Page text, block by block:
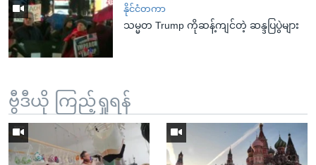
နိုင်ငံတကာ
သမ္မတ Trump ကိုဆန့်ကျင်တဲ့ ဆန္ဒပြပွဲများ
ဗွီဒီယို ကြည့်ရှုရန်